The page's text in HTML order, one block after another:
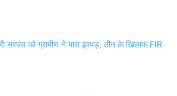
सरपंच को ग्रामीण ने मारा झापड़, तीन के खिलाफ FIR